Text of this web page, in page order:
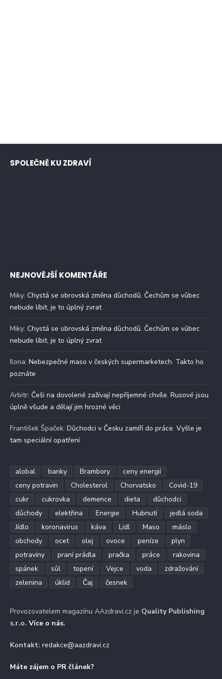
SPOLEČNĚ KU ZDRAVÍ
NEJNOVĚJŠÍ KOMENTÁŘE
Miky: Chystá se obrovská změna důchodů. Čechům se vůbec
nebude líbit, je to úplný zvrat
Miky: Chystá se obrovská změna důchodů. Čechům se vůbec
nebude líbit, je to úplný zvrat
Ilona: Nebezpečné maso v českých supermarketech. Takto ho
poznáte
Arbitr: Češi na dovolené zažívají nepříjemné chvíle. Rusové jsou
úplně všude a dělají jim hrozné věci
František Špaček: Důchodci v Česku zamíří do práce. Vyšle je
tam speciální opatření
alobal banky Brambory
ceny energií
ceny potravin
Cholesterol Chorvatsko
Covid-19
cukr
cukrovka demence dieta
důchodci
důchody
elektřina Energie Hubnutí
jedlá soda
Jídlo
koronavirus káva Lidl Maso
máslo
obchody
ocet olej ovoce peníze
plyn
potraviny
praní prádla pračka práce
rakovina
spánek
sůl topení Vejce voda
zdražování
zelenina
úklid Čaj česnek
Provozovatelem magazínu AAzdravi.cz je Quality Publishing
s.r.o. Více o nás.
Kontakt: redakce@aazdravi.cz
Máte zájem o PR článek?